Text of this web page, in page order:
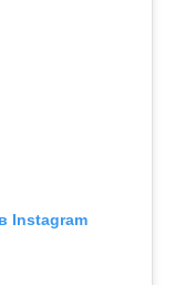
Instagram